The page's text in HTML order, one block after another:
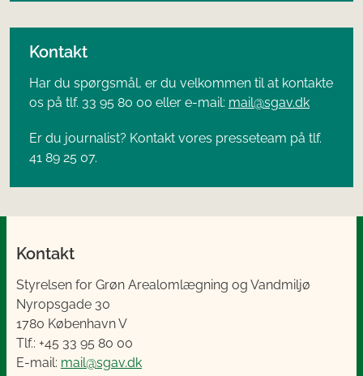
Kontakt
Har du spørgsmål, er du velkommen til at kontakte
os på tlf. 33 95 80 00 eller e-mail: mail@sgav.dk
Er du journalist? Kontakt vores presseteam på tlf.
41 89 25 07.
Kontakt
Styrelsen for Grøn Arealomlægning og Vandmiljø
Nyropsgade 30
1780 København V
Tlf.: +45 33 95 80 00
E-mail: mail@sgav.dk